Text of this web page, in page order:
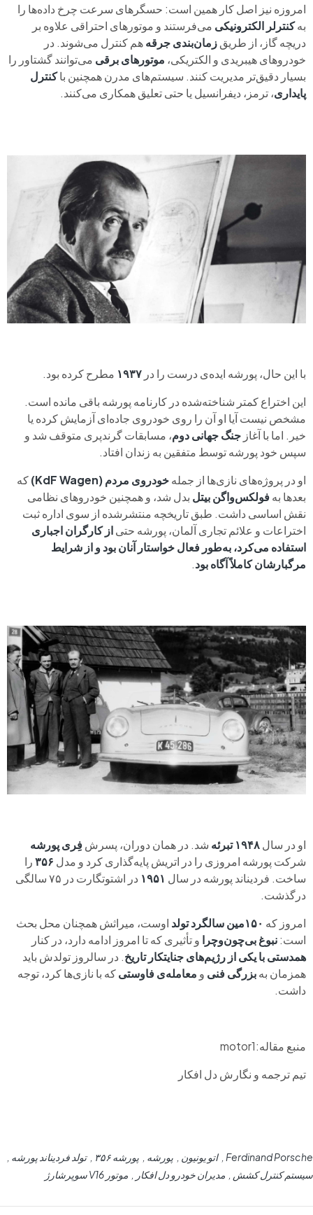
امروزه نیز اصل کار همین است: حسگرهای سرعت چرخ داده‌ها را
بهکنترلر الکترونیکی می‌فرستند و موتورهای احتراقی علاوه بر
دریچه گاز، از طریقزمان‌بندی جرقههم کنترل می‌شوند. در
خودروهای هیبریدی و الکتریکی، موتورهای برقی می‌توانند گشتاور را
بسیار دقیق‌تر مدیریت کنند. سیستم‌های مدرن همچنین باکنترل
پایداری، ترمز، دیفرانسیل یا حتی تعلیق همکاری می‌کنند.
با این حال، پورشه ایده‌ی درست را در ۱۹۳۷ مطرح کرده بود.
این اختراع کمتر شناخته‌شده در کارنامه‌ پورشه باقی مانده است.
مشخص نیست آیا او آن را روی خودروی جاده‌ای آزمایش کرده یا
خیر. اما با آغاز جنگ جهانی دوم، مسابقات گرندپری متوقف شد و
سپس خود پورشه توسط متفقین به زندان افتاد.
او در پروژه‌های نازی‌ها از جملهخودروی مردم (KdF Wagen)
که
بعدها بهفولکس‌واگن بیتل بدل شد، و همچنین خودروهای نظامی
نقش اساسی داشت. طبق تاریخچه‌ منتشرشده از سوی اداره ثبت
اختراعات و علائم تجاری آلمان، پورشه حتیاز کارگران اجباری
استفاده می‌کرد، به‌طور فعال خواستار آنان بود و از شرایط
مرگبارشان کاملاً آگاه بود.
او در سال۱۹۴۸ تبرئه شد. در همان دوران، پسرشفِری پورشه
شرکت پورشه امروزی را در اتریش پایه‌گذاری کرد و مدل ۳۵۶را
ساخت. فردیناند پورشه در سال ۱۹۵۱
در اشتوتگارت در ۷۵ سالگی
درگذشت.
امروز که ۱۵۰مین سالگرد تولد
اوست، میراثش همچنان محل بحث
است:نبوغ بی‌چون‌وچرا و تأثیری که تا امروز ادامه دارد، در کنار
همدستی با یکی از رژیم‌های جنایتکار تاریخ. در سالروز تولدش باید
همزمان بهبزرگی فنی و معامله‌ی فاوستیکه با نازی‌ها کرد، توجه
داشت.
منبع مقاله:motor1
تیم ترجمه و نگارش دل افکار
Ferdinand Porsche اتو یونیون پورشه پورشه ۳۵۶
تولد فردیناند پورشه
سیستم کنترل کشش
مدیران خودرو دل افکار موتور V16 سوپرشارژ